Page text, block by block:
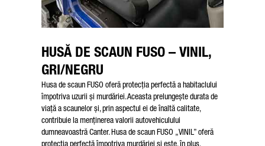
HUSĂ DE SCAUN FUSO – VINIL,
GRI/NEGRU
Husa de scaun FUSO oferă protecția perfectă a habitaclului
împotriva uzurii și murdăriei. Aceasta prelungește durata de
viață a scaunelor și, prin aspectul ei de înaltă calitate,
contribuie la menținerea valorii autovehiculului
dumneavoastră Canter. Husa de scaun FUSO „VINIL” oferă
protecția perfectă împotriva murdăriei și este, în plus,